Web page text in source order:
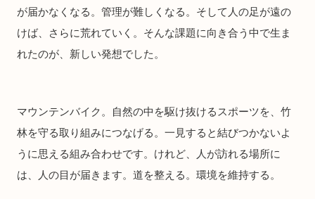
が届かなくなる。管理が難しくなる。そして人の足が遠の
けば、さらに荒れていく。そんな課題に向き合う中で生ま
れたのが、新しい発想でした。
マウンテンバイク。自然の中を駆け抜けるスポーツを、竹
林を守る取り組みにつなげる。一見すると結びつかないよ
うに思える組み合わせです。けれど、人が訪れる場所に
は、人の目が届きます。道を整える。環境を維持する。